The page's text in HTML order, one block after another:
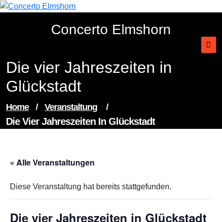
Skip
Concerto Elmshorn
Die vier Jahreszeiten in
Glückstadt
Home / Veranstaltung /
Die Vier Jahreszeiten In Glückstadt
« Alle Veranstaltungen
Diese Veranstaltung hat bereits stattgefunden.
Die vier Jahreszeiten in Glückstadt